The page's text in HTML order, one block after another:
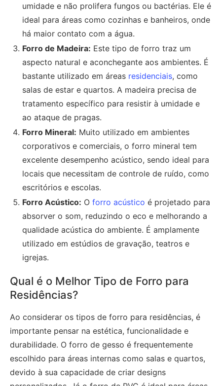
umidade e não prolifera fungos ou bactérias. Ele é
ideal para áreas como cozinhas e banheiros, onde
há maior contato com a água.
Forro de Madeira: Este tipo de forro traz um
aspecto natural e aconchegante aos ambientes. É
bastante utilizado em áreas residenciais, como
salas de estar e quartos. A madeira precisa de
tratamento específico para resistir à umidade e
ao ataque de pragas.
Forro Mineral: Muito utilizado em ambientes
corporativos e comerciais, o forro mineral tem
excelente desempenho acústico, sendo ideal para
locais que necessitam de controle de ruído, como
escritórios e escolas.
Forro Acústico: O forro acústico é projetado para
absorver o som, reduzindo o eco e melhorando a
qualidade acústica do ambiente. É amplamente
utilizado em estúdios de gravação, teatros e
igrejas.
Qual é o Melhor Tipo de Forro para
Residências?
Ao considerar os tipos de forro para residências, é
importante pensar na estética, funcionalidade e
durabilidade. O forro de gesso é frequentemente
escolhido para áreas internas como salas e quartos,
devido à sua capacidade de criar designs